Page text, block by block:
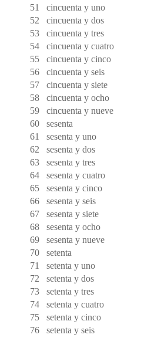
51
cincuenta y uno
52
cincuenta y dos
53
cincuenta y tres
54
cincuenta y cuatro
55
cincuenta y cinco
56
cincuenta y seis
57
cincuenta y siete
58
cincuenta y ocho
59
cincuenta y nueve
60
sesenta
61
sesenta y uno
62
sesenta y dos
63
sesenta y tres
64
sesenta y cuatro
65
sesenta y cinco
66
sesenta y seis
67
sesenta y siete
68
sesenta y ocho
69
sesenta y nueve
70
setenta
71
setenta y uno
72
setenta y dos
73
setenta y tres
74
setenta y cuatro
75
setenta y cinco
76
setenta y seis